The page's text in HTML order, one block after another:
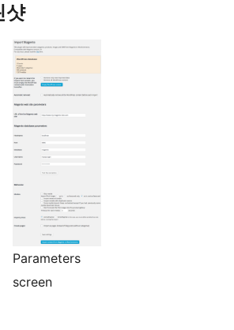
샷
Parameters
screen